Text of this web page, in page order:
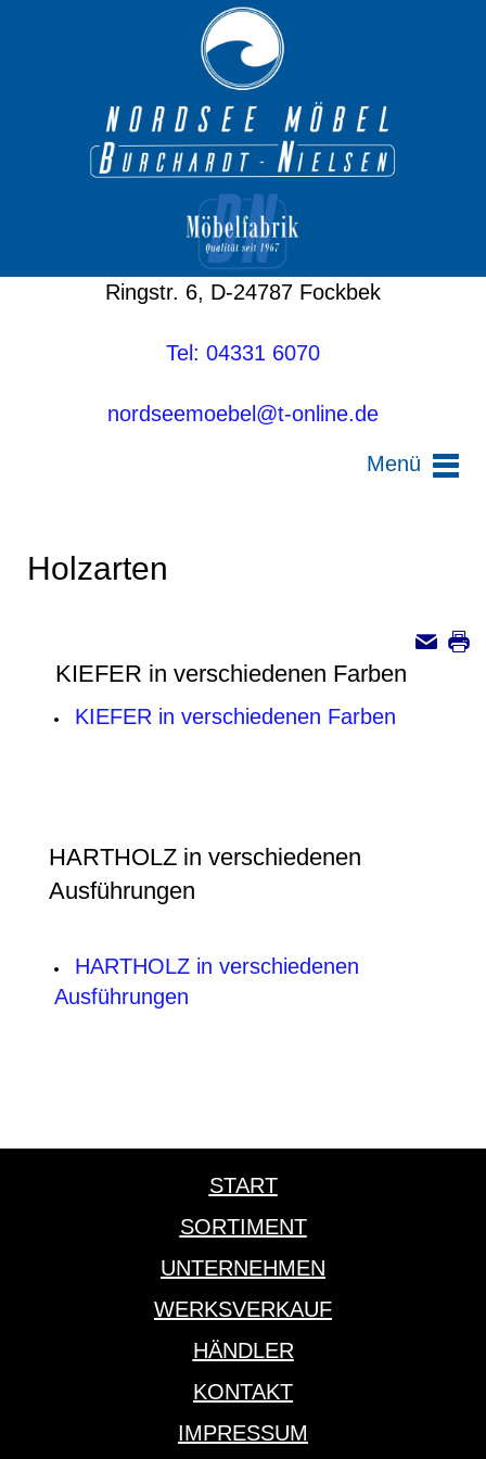
Ringstr. 6, D-24787 Fockbek
Tel: 04331 6070
nordseemoebel@t-online.de
Menü
Holzarten
KIEFER in verschiedenen Farben
KIEFER in verschiedenen Farben
HARTHOLZ in verschiedenen
Ausführungen
HARTHOLZ in verschiedenen
Ausführungen
START
SORTIMENT
UNTERNEHMEN
WERKSVERKAUF
HÄNDLER
KONTAKT
IMPRESSUM